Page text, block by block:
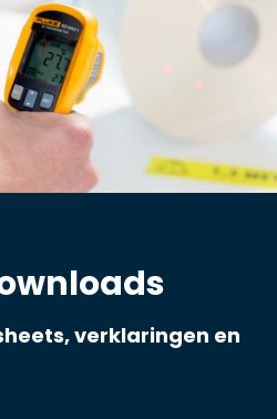
verklaringen en